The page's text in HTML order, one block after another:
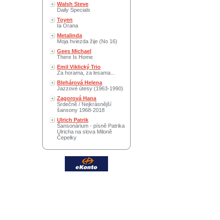
Walsh Steve
Daily Specials
Toyen
Ia Orana
Metalinda
Moja hviezda žije (No 16)
Gees Michael
There Is Home
Emil Viklický Trio
Za horama, za lesama...
Blehárová Helena
Jazzové útesy (1963-1990)
Zagorová Hana
Srdečně / Nejkrásnější
šansony 1968-2018
Ulrich Patrik
Šansonárium - písně Patrika
Ulricha na slova Miloně
Čepelky